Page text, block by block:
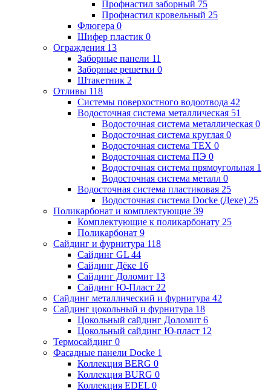
Профнастил заборный 75
Профнастил кровельный 25
Флюгера 0
Шифер пластик 0
Ограждения 13
Заборные панели 11
Заборные решетки 0
Штакетник 2
Отливы 118
Системы поверхостного водоотвода 42
Водосточная система металлическая 51
Водосточная система металлическая 0
Водосточная система круглая 0
Водосточная система ТЕХ 0
Водосточная система ПЭ 0
Водосточная система прямоугольная 1
Водосточная система металл 0
Водосточная система пластиковая 25
Водосточная система Docke (Деке) 25
Поликарбонат и комплектующие 39
Комплектующие к поликарбонату 25
Поликарбонат 9
Сайдинг и фурнитура 118
Сайдинг GL 44
Сайдинг Дёке 16
Сайдинг Доломит 13
Сайдинг Ю-Пласт 22
Сайдинг металлический и фурнитура 42
Сайдинг цокольный и фурнитура 18
Цокольный сайдинг Доломит 6
Цокольный сайдинг Ю-пласт 12
Термосайдинг 0
Фасадные панели Docke 1
Коллекция BERG 0
Коллекция BURG 0
Коллекция EDEL 0